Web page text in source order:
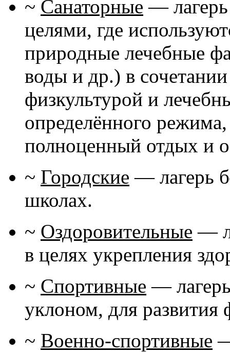
~ Санаторные —
целями, где
природные лечебные
воды и др.) в
физкультурой и
определённого
полноценный отдых и
~ Городские — лагерь
школах.
~ Оздоровительные —
в целях укрепления
~ Спортивные —
уклоном, для развития
~ Военно-спортивные